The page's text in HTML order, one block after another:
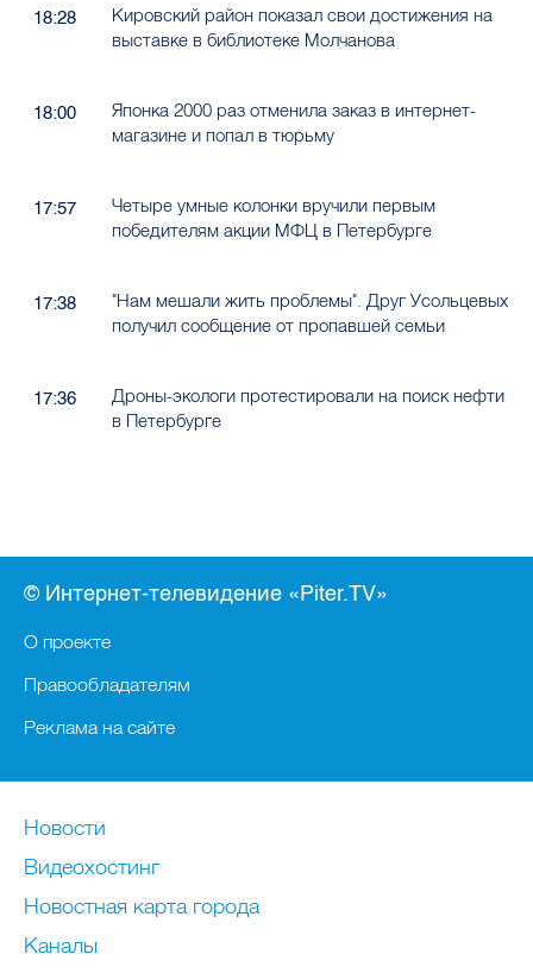
18:28
Кировский район показал свои достижения на
выставке в библиотеке Молчанова
18:00
Японка 2000 раз отменила заказ в интернет-
магазине и попал в тюрьму
17:57
Четыре умные колонки вручили первым
победителям акции МФЦ в Петербурге
17:38
"Нам мешали жить проблемы". Друг Усольцевых
получил сообщение от пропавшей семьи
17:36
Дроны-экологи протестировали на поиск нефти
в Петербурге
© Интернет-телевидение «Piter.TV»
О проекте
Правообладателям
Реклама на сайте
Новости
Видеохостинг
Новостная карта города
Каналы